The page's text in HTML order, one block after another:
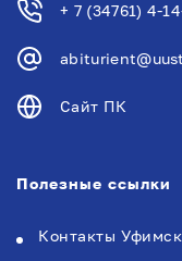
+ 7 (34761) 4-
Сайт ПК
Полезные ссылки
Контакты